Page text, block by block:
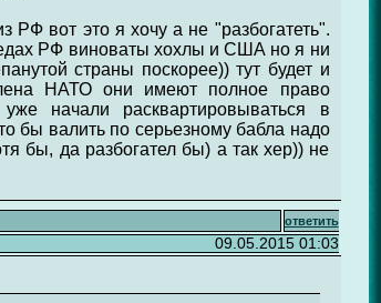
РФ вот это я хочу а не "разбогатеть".
РФ виноваты хохлы и США но я ни
страны поскорее)) тут будет и
НАТО они имеют полное право
начали расквартировываться в
бы валить по серьезному бабла надо
бы, да разбогател бы) а так хер)) не
ответить
09.05.2015 01:03